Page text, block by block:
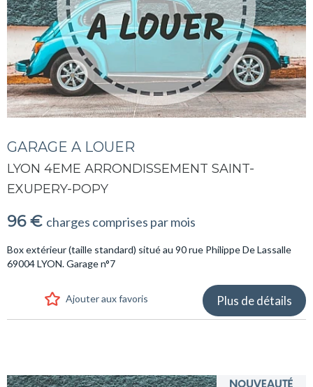
GARAGE A LOUER
LYON 4EME ARRONDISSEMENT SAINT-
EXUPERY-POPY
96 € charges comprises par mois
Box extérieur (taille standard) situé au 90 rue Philippe De Lassalle
69004 LYON. Garage n°7
Ajouter aux favoris Plus de détails